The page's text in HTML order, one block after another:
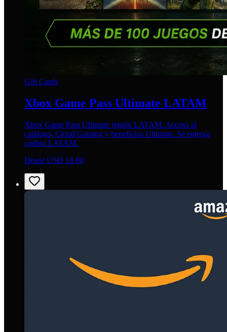
Gift Cards
Xbox Game Pass Ultimate LATAM
Xbox Game Pass Ultimate región LATAM. Acceso al
catálogo, Cloud Gaming y beneficios Ultimate. Se entrega
código LATAM.
Desde USD 18.00